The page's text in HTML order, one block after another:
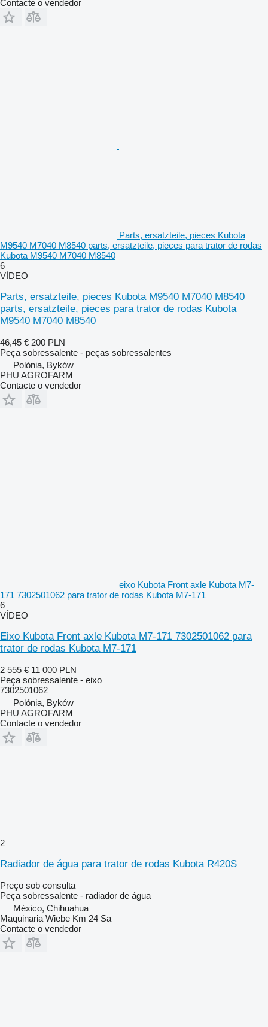
Contacte o vendedor
Parts, ersatzteile, pieces Kubota
M9540 M7040 M8540 parts, ersatzteile, pieces para trator de rodas
Kubota M9540 M7040 M8540
6
VÍDEO
Parts, ersatzteile, pieces Kubota M9540 M7040 M8540
parts, ersatzteile, pieces para trator de rodas Kubota
M9540 M7040 M8540
46,45 € 200 PLN
Peça sobressalente - peças sobressalentes
Polónia, Byków
PHU AGROFARM
Contacte o vendedor
eixo Kubota Front axle Kubota M7-
171 7302501062 para trator de rodas Kubota M7-171
6
VÍDEO
Eixo Kubota Front axle Kubota M7-171 7302501062 para
trator de rodas Kubota M7-171
2 555 € 11 000 PLN
Peça sobressalente - eixo
7302501062
Polónia, Byków
PHU AGROFARM
Contacte o vendedor
2
Radiador de água para trator de rodas Kubota R420S
Preço sob consulta
Peça sobressalente - radiador de água
México, Chihuahua
Maquinaria Wiebe Km 24 Sa
Contacte o vendedor